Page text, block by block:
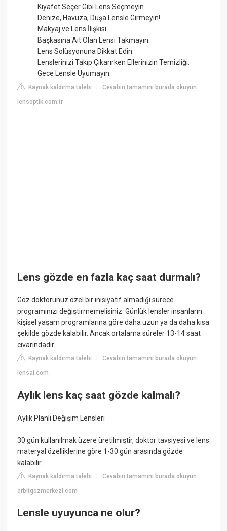
Kıyafet Seçer Gibi Lens Seçmeyin.
Denize, Havuza, Duşa Lensle Girmeyin!
Makyaj ve Lens İlişkisi.
Başkasına Ait Olan Lensi Takmayın.
Lens Solüsyonuna Dikkat Edin.
Lenslerinizi Takıp Çıkarırken Ellerinizin Temizliği.
Gece Lensle Uyumayın.
Kaynak kaldırma talebi |Cevabın tamamını burada okuyun:
lensoptik.com.tr
Lens gözde en fazla kaç saat durmalı?
Göz doktorunuz özel bir inisiyatif almadığı sürece
programınızı değiştirmemelisiniz. Günlük lensler insanların
kişisel yaşam programlarına göre daha uzun ya da daha kısa
şekilde gözde kalabilir. Ancak ortalama süreler 13-14 saat
civarındadır.
Kaynak kaldırma talebi |Cevabın tamamını burada okuyun:
lensal.com
Aylık lens kaç saat gözde kalmalı?
Aylık Planlı Değişim Lensleri
30 gün kullanılmak üzere üretilmiştir, doktor tavsiyesi ve lens
materyal özelliklerine göre 1-30 gün arasında gözde
kalabilir.
Kaynak kaldırma talebi |Cevabın tamamını burada okuyun:
orbitgozmerkezi.com
Lensle uyuyunca ne olur?